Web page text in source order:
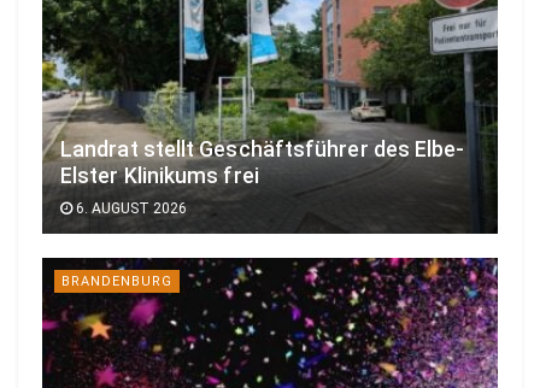
Landrat stellt Geschäftsführer des Elbe-
Elster Klinikums frei
6. AUGUST 2026
BRANDENBURG